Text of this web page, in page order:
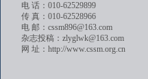
电 话：010-62529899
传 真：010-62528966
电 邮：cssm896@163.com
杂志投稿：zlyglwk@163.com
网 址：http://www.cssm.org.cn